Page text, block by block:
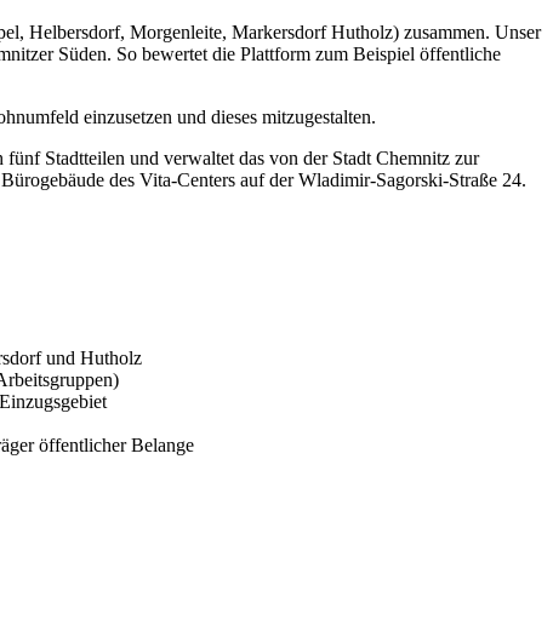
Helbersdorf, Morgenleite, Markersdorf Hutholz) zusammen. Unser
Süden. So bewertet die Plattform zum Beispiel öffentliche
einzusetzen und dieses mitzugestalten.
Stadtteilen und verwaltet das von der Stadt Chemnitz zur
des Vita-Centers auf der Wladimir-Sagorski-Straße 24.
und Hutholz
öffentlicher Belange